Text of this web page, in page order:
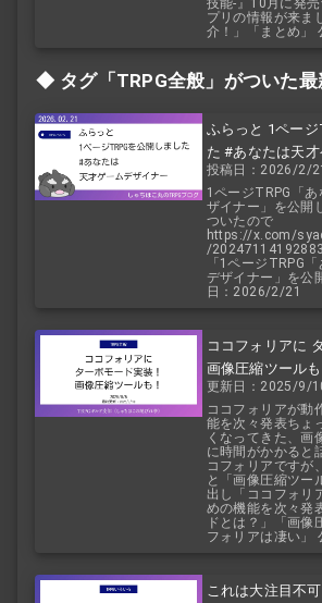
プリの情報が来ま
介！」「まとめ」
タグ「TRPG全般」がついた最
ふらっと 1ページ
た #あなたは天
投稿日：2026/2/
1ページTRPG「
ザイナー」を公開
ついたので
https://x.com/
/
「1ページTRPG
デザイナー」を公
日：2026/2/21
ココフォリアに
画像圧縮ツールも
更新日：2025/9/
ココフォリアが動
能を次々発表ちょ
くなってきた、画
に時間がかかると
コフォリアですが
と「画像圧縮ツー
出し「ココフォリ
めの機能を次々発
ドとは？」「画像
フォリアは凄い
これは大注目不